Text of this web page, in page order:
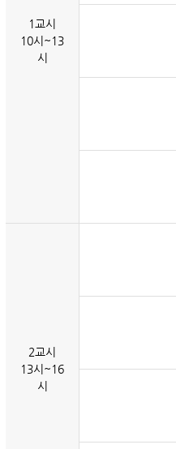
1교시
10시~13
시
2교시
13시~16
시